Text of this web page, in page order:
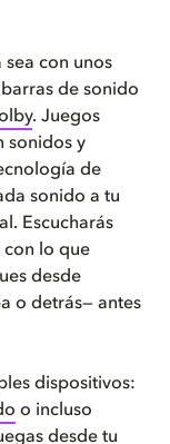
sea con unos
de sonido
. Juegos
sonidos y
de
sonido a tu
Escucharás
con lo que
desde
o detrás— antes
dispositivos:
o incluso
desde tu